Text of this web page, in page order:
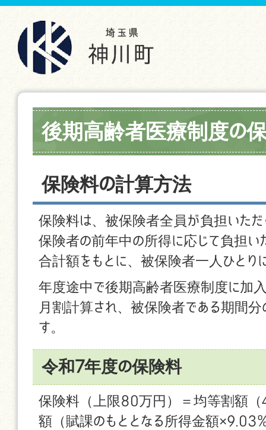
後期高齢者医療制度の
保険料の計算方法
保険料は、被保険者全員が負担いた
保険者の前年中の所得に応じて負担い
合計額をもとに、被保険者一人ひとり
年度途中で後期高齢者医療制度に加
月割計算され、被保険者である期間分
す。
令和7年度の保険料
保険料（上限80万円）＝均等割額
額（賦課のもととなる所得金額